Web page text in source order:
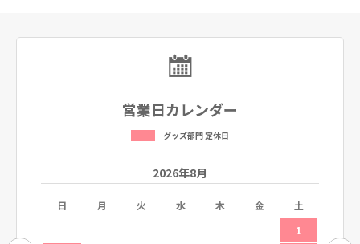
営業日カレンダー
グッズ部門 定休日
2026年8月
日 月 火 水 木 金
土
1